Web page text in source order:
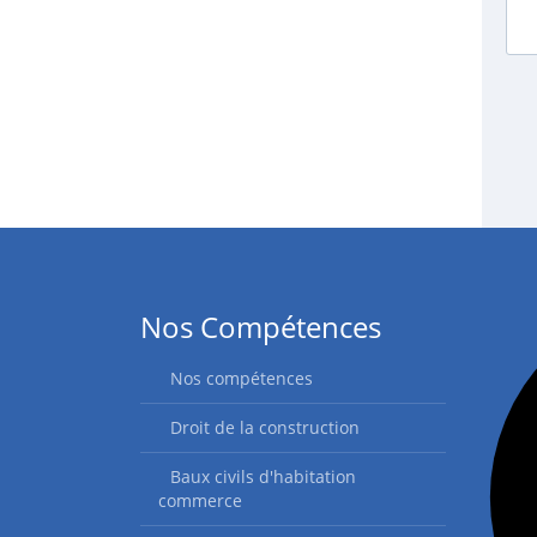
Nos Compétences
Nos compétences
Droit de la construction
Baux civils d'habitation
commerce